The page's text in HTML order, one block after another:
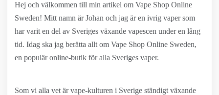
Hej och välkommen till min artikel om Vape Shop Online
Sweden! Mitt namn är Johan och jag är en ivrig vaper som
har varit en del av Sveriges växande vapescen under en lång
tid. Idag ska jag berätta allt om Vape Shop Online Sweden,
en populär online-butik för alla Sveriges vaper.
Som vi alla vet är vape-kulturen i Sverige ständigt växande